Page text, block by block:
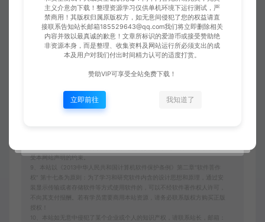
1、爱游网单所有网单资源来源于网络，仅供学习交流之用。切勿用于商业
用途。
2、如本帖侵犯到任何版权问题，请立即告知本站，本站将及时予与删除并
致以最深的歉意！
3、本站提供的所有资源仅供学习参考使用，版权归原著所有，禁止下载本
站资源参与商业和非法行为，请在24小时之内自行删除！
要商业运营或用于其他商业活动，请您购买正版授权并合法使用！
运营而引起的一切责任由用户自行承担！
6、本站所有资源来自互联网转载，版权归原著所有，用户访问和使用本站
受本网站声明的约束。
9、本站以《2013中华人民共和国计算机软件保护条例》第二章"软件菩作
权” 第十七条为原则：为了学习和研究软件内含的设计思想和原理，通过安
装显示传输或者存储软件等方式使用软件的，可以不经软件著作权人许可，
不向其支付报酬。若有学员需要商用本站资源，请务必联系版权方购买正版
10、本站如无意中侵犯了某个企业或个人的知识产权，请联系站长，邮箱：
主义介意勿下载！整理资源学习仅供单机环境下运行测试，严
禁商用！其版权归属原版权方，如无意间侵犯了您的权益请直
接联系告知站长邮箱185529643@qq.com我们将立即删除相关
内容并致以最真诚的歉意！文章所标识的爱游币或接受赞助绝
非资源本身，而是整理、收集资料及网站运行所必须支出的成
本及用户对我们付出时间精力认可的适度打赏。
赞助VIP可享受全站免费下载！
立即前往 我知道了